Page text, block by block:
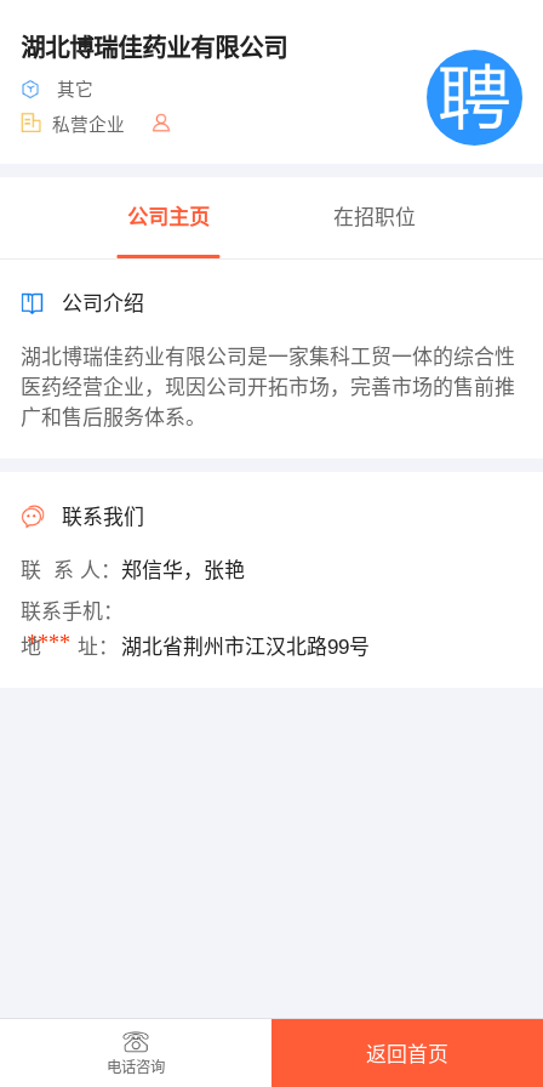
湖北博瑞佳药业有限公司
其它
私营企业
公司主页 在招职位
公司介绍
湖北博瑞佳药业有限公司是一家集科工贸一体的综合性
医药经营企业，现因公司开拓市场，完善市场的售前推
广和售后服务体系。
联系我们
联 系 人： 郑信华，张艳
联系手机：
****
地 址： 湖北省荆州市江汉北路99号
电话咨询
返回首页